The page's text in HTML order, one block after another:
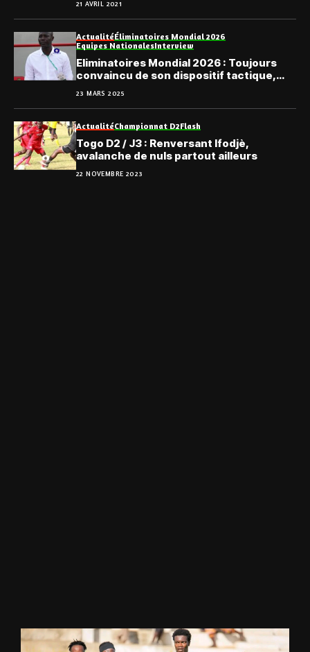
21 AVRIL 2021
ActualitéÉliminatoires Mondial 2026
Equipes NationalesInterview
Eliminatoires Mondial 2026 : Toujours
convaincu de son dispositif tactique,
23 MARS 2025
ActualitéChampionnat D2Flash
Togo D2 / J3 : Renversant Ifodjè,
avalanche de nuls partout ailleurs
22 NOVEMBRE 2023